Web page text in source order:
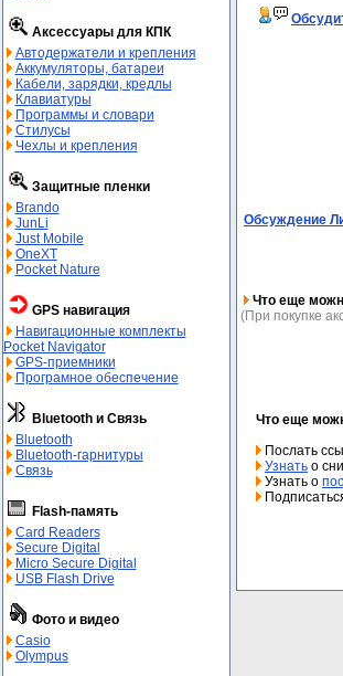
Аксессуары для КПК
Автодержатели и крепления
Аккумуляторы, батареи
Кабели, зарядки, кредлы
Клавиатуры
Программы и словари
Стилусы
Чехлы и крепления
Защитные пленки
Brando
JunLi
Just Mobile
OneXT
Pocket Nature
GPS навигация
Навигационные комплекты
Pocket Navigator
GPS-приемники
Програмное обеспечение
Bluetooth и Связь
Bluetooth
Bluetooth-гарнитуры
Связь
Flash-память
Card Readers
Secure Digital
Micro Secure Digital
USB Flash Drive
Фото и видео
Casio
Olympus
Обсуждение
Что еще
(При покупке
Что еще
Послать
Узнать о
Узнать о